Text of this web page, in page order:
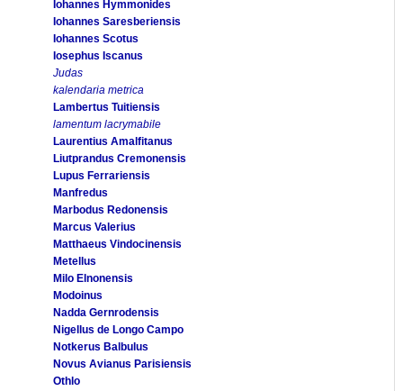
Iohannes Hymmonides
Iohannes Saresberiensis
Iohannes Scotus
Iosephus Iscanus
Judas
kalendaria metrica
Lambertus Tuitiensis
lamentum lacrymabile
Laurentius Amalfitanus
Liutprandus Cremonensis
Lupus Ferrariensis
Manfredus
Marbodus Redonensis
Marcus Valerius
Matthaeus Vindocinensis
Metellus
Milo Elnonensis
Modoinus
Nadda Gernrodensis
Nigellus de Longo Campo
Notkerus Balbulus
Novus Avianus Parisiensis
Othlo